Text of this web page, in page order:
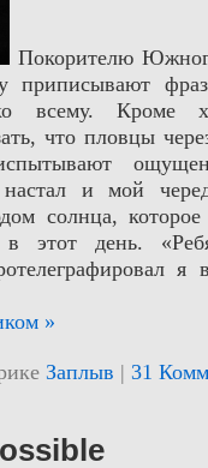
Покорителю
приписывают
всему. Кроме
что пловцы
настал и мой
солнца,
этот день.
я
»
Заплыв | 31